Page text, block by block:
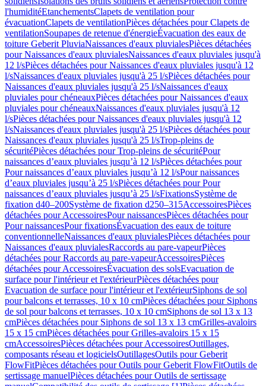
l'humiditéEtanchementsClapets de ventilation pour
évacuationClapets de ventilationPièces détachées pour Clapets de
ventilationSoupapes de retenue d'énergieÉvacuation des eaux de
toiture Geberit PluviaNaissances d'eaux pluvialesPièces détachées
pour Naissances d'eaux pluvialesNaissances d'eaux pluviales jusqu'à
12 l/sPièces détachées pour Naissances d'eaux pluviales jusqu'à 12
l/sNaissances d'eaux pluviales jusqu'à 25 l/sPièces détachées pour
Naissances d'eaux pluviales jusqu'à 25 l/sNaissances d'eaux
pluviales pour chéneauxPièces détachées pour Naissances d'eaux
pluviales pour chéneauxNaissances d'eaux pluviales jusqu'à 12
l/sPièces détachées pour Naissances d'eaux pluviales jusqu'à 12
l/sNaissances d'eaux pluviales jusqu'à 25 l/sPièces détachées pour
Naissances d'eaux pluviales jusqu'à 25 l/sTrop-pleins de
sécuritéPièces détachées pour Trop-pleins de sécuritéPour
naissances d’eaux pluviales jusqu’à 12 l/sPièces détachées pour
Pour naissances d’eaux pluviales jusqu’à 12 l/sPour naissances
d’eaux pluviales jusqu’à 25 l/sPièces détachées pour Pour
naissances d’eaux pluviales jusqu’à 25 l/sFixationsSystème de
fixation d40–200Système de fixation d250–315AccessoiresPièces
détachées pour AccessoiresPour naissancesPièces détachées pour
Pour naissancesPour fixationsÉvacuation des eaux de toiture
conventionnelleNaissances d'eaux pluvialesPièces détachées pour
Naissances d'eaux pluvialesRaccords au pare-vapeurPièces
détachées pour Raccords au pare-vapeurAccessoiresPièces
détachées pour AccessoiresÉvacuation des solsEvacuation de
surface pour l'intérieur et l'extérieurPièces détachées pour
Evacuation de surface pour l'intérieur et l'extérieurSiphons de sol
pour balcons et terrasses, 10 x 10 cmPièces détachées pour Siphons
de sol pour balcons et terrasses, 10 x 10 cmSiphons de sol 13 x 13
cmPièces détachées pour Siphons de sol 13 x 13 cmGrilles-avaloirs
15 x 15 cmPièces détachées pour Grilles-avaloirs 15 x 15
cmAccessoiresPièces détachées pour AccessoiresOutillages,
composants réseau et logicielsOutillagesOutils pour Geberit
FlowFitPièces détachées pour Outils pour Geberit FlowFitOutils de
sertissage manuelPièces détachées pour Outils de sertissage